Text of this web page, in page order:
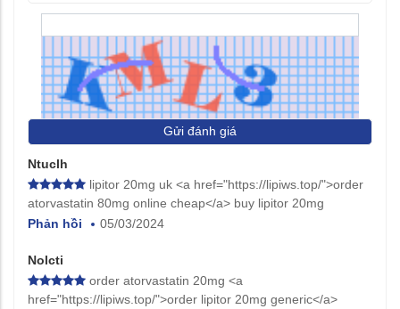
Gửi đánh giá
Ntuclh
lipitor 20mg uk <a href="https://lipiws.top/">order
atorvastatin 80mg online cheap</a> buy lipitor 20mg
Phản hồi
05/03/2024
Nolcti
order atorvastatin 20mg <a
href="https://lipiws.top/">order lipitor 20mg generic</a>